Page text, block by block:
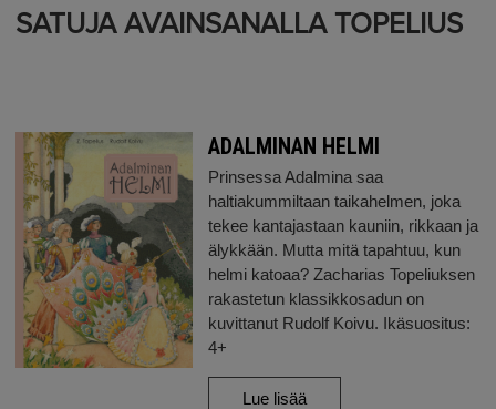
SATUJA AVAINSANALLA TOPELIUS
ADALMINAN HELMI
Prinsessa Adalmina saa
haltiakummiltaan taikahelmen, joka
tekee kantajastaan kauniin, rikkaan ja
älykkään. Mutta mitä tapahtuu, kun
helmi katoaa? Zacharias Topeliuksen
rakastetun klassikkosadun on
kuvittanut Rudolf Koivu. Ikäsuositus:
4+
Lue lisää